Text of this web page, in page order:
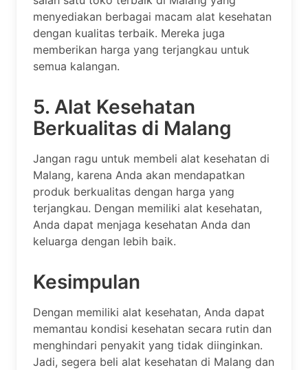
menyediakan berbagai macam alat kesehatan
dengan kualitas terbaik. Mereka juga
memberikan harga yang terjangkau untuk
semua kalangan.
5. Alat Kesehatan
Berkualitas di Malang
Jangan ragu untuk membeli alat kesehatan di
Malang, karena Anda akan mendapatkan
produk berkualitas dengan harga yang
terjangkau. Dengan memiliki alat kesehatan,
Anda dapat menjaga kesehatan Anda dan
keluarga dengan lebih baik.
Kesimpulan
Dengan memiliki alat kesehatan, Anda dapat
memantau kondisi kesehatan secara rutin dan
menghindari penyakit yang tidak diinginkan.
Jadi, segera beli alat kesehatan di Malang dan